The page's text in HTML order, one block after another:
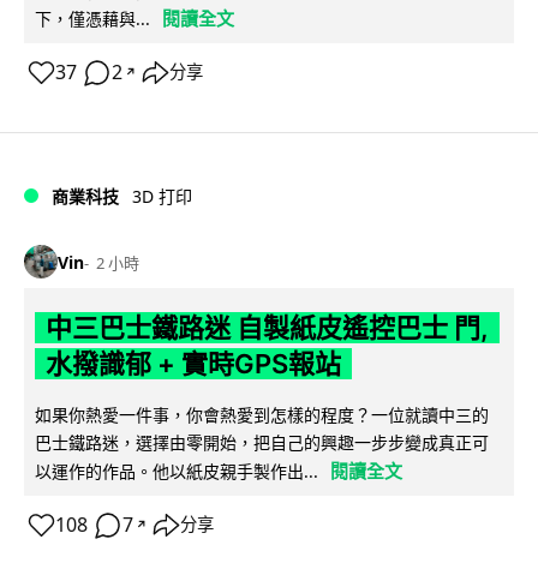
下，僅憑藉與...
閱讀全文
37 2 ↗ 分享
商業科技 3D 打印
Vin 2 小時
中三巴士鐵路迷 自製紙皮遙控巴士 門,
水撥識郁 + 實時GPS報站
如果你熱愛一件事，你會熱愛到怎樣的程度？一位就讀中三的
巴士鐵路迷，選擇由零開始，把自己的興趣一步步變成真正可
以運作的作品。他以紙皮親手製作出...
閱讀全文
108 7 ↗ 分享